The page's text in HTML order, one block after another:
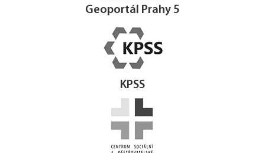
Geoportál Prahy 5
KPSS